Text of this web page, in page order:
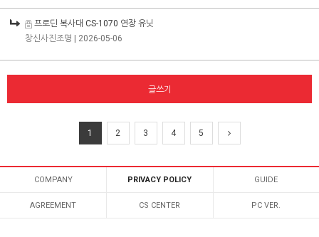
프로딘 복사대 CS-1070 연장 유닛
창신사진조명
| 2026-05-06
글쓰기
1 2 3 4 5
COMPANY PRIVACY POLICY GUIDE
AGREEMENT CS CENTER PC VER.